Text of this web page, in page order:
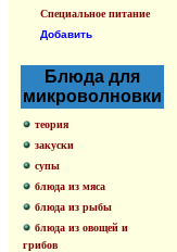
Специальное питание
Добавить
Блюда для
микроволновки
теория
закуски
супы
блюда из мяса
блюда из рыбы
блюда из овощей и
грибов